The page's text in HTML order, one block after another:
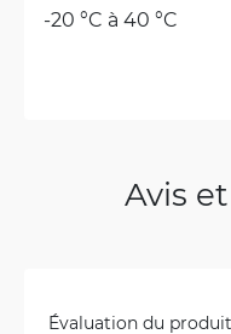
-20 °C à 40 °C
Avis
Évaluation du produit